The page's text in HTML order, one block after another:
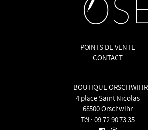
POINTS DE VENTE
CONTACT
BOUTIQUE ORSCHWIHR
4 place Saint Nicolas
68500 Orschwihr
Tél : 09 72 90 73 35